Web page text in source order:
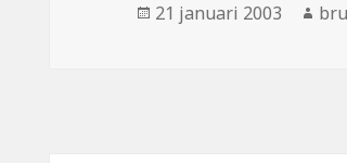
Geplaatst
21 januari 2003